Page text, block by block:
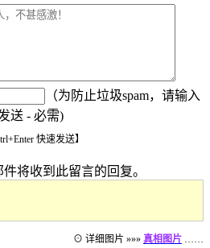
（为防止垃圾spam，请输入
送 - 必需)
快速发送】
将收到此留言的回复。
⊙ 详细图片 »»» 真相图片 ……